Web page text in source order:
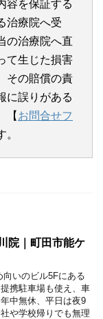
容を保証する
治療院へ受
の治療院へ直
て生じた損害
その賠償の責
に誤りがある
【 お問合せフ
院｜町田市能ケ
いのビル5Fにある
携駐車場も使え、車
中無休、平日は夜9
や学校帰りでも無理